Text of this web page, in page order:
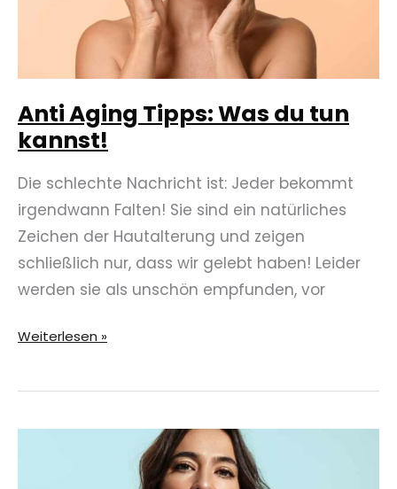
Anti Aging Tipps: Was du tun
kannst!
Die schlechte Nachricht ist: Jeder bekommt
irgendwann Falten! Sie sind ein natürliches
Zeichen der Hautalterung und zeigen
schließlich nur, dass wir gelebt haben! Leider
werden sie als unschön empfunden, vor
Anti
Tipps:
Weiterlesen »